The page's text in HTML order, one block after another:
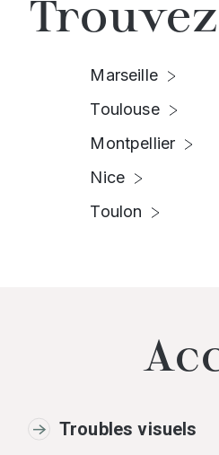
Marseille
Toulouse
Montpellier
Nice
Toulon
Troubles visuels